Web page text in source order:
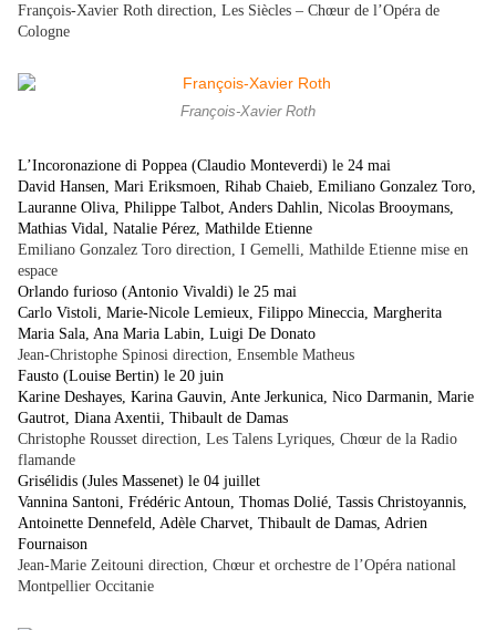
François-Xavier Roth direction, Les Siècles – Chœur de l’Opéra de
Cologne
François-Xavier Roth
L’Incoronazione di Poppea (Claudio Monteverdi) le 24 mai
David Hansen, Mari Eriksmoen, Rihab Chaieb, Emiliano Gonzalez Toro,
Lauranne Oliva, Philippe Talbot, Anders Dahlin, Nicolas Brooymans,
Mathias Vidal, Natalie Pérez, Mathilde Etienne
Emiliano Gonzalez Toro direction, I Gemelli, Mathilde Etienne mise en
espace
Orlando furioso (Antonio Vivaldi) le 25 mai
Carlo Vistoli, Marie-Nicole Lemieux, Filippo Mineccia, Margherita
Maria Sala, Ana Maria Labin, Luigi De Donato
Jean-Christophe Spinosi direction, Ensemble Matheus
Fausto (Louise Bertin) le 20 juin
Karine Deshayes, Karina Gauvin, Ante Jerkunica, Nico Darmanin, Marie
Gautrot, Diana Axentii, Thibault de Damas
Christophe Rousset direction, Les Talens Lyriques, Chœur de la Radio
flamande
Grisélidis (Jules Massenet) le 04 juillet
Vannina Santoni, Frédéric Antoun, Thomas Dolié, Tassis Christoyannis,
Antoinette Dennefeld, Adèle Charvet, Thibault de Damas, Adrien
Fournaison
Jean-Marie Zeitouni direction, Chœur et orchestre de l’Opéra national
Montpellier Occitanie